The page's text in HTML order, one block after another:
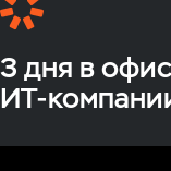
3 дня в